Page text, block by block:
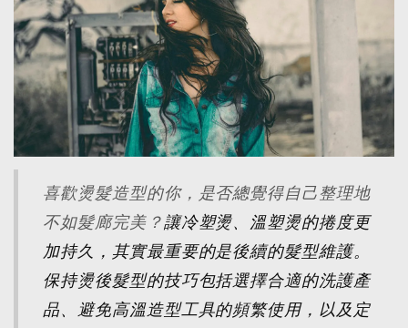
喜歡燙髮造型的你，是否總覺得自己整理地
不如髮廊完美？讓冷塑燙、溫塑燙的捲度更
加持久，其實最重要的是後續的髮型維護。
保持燙後髮型的技巧包括選擇合適的洗護產
品、避免高溫造型工具的頻繁使用，以及定